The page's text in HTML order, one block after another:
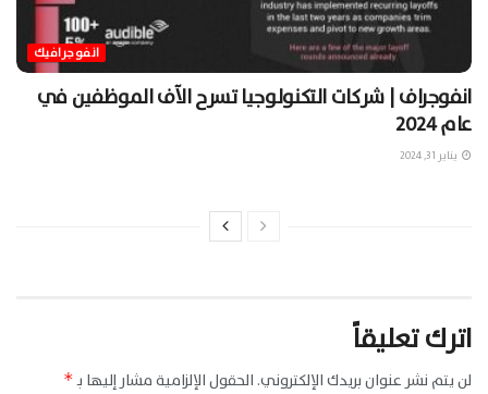
انفوجرافيك
انفوجراف | شركات التكنولوجيا تسرح الآف الموظفين في
عام 2024
يناير 31, 2024
اترك تعليقاً
لن يتم نشر عنوان بريدك الإلكتروني. الحقول الإلزامية مشار إليها بـ*